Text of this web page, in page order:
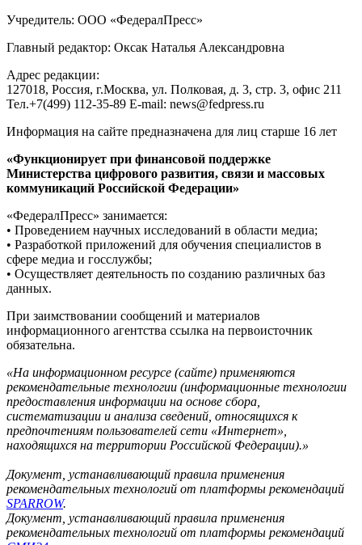
Учредитель: ООО «ФедералПресс»
Главный редактор: Оксак Наталья Александровна
Адрес редакции:
127018, Россия, г.Москва, ул. Полковая, д. 3, стр. 3, офис 211
Тел.+7(499) 112-35-89 E-mail: news@fedpress.ru
Информация на сайте предназначена для лиц старше 16 лет
«Функционирует при финансовой поддержке
Министерства цифрового развития, связи и массовых
коммуникаций Российской Федерации»
«ФедералПресс» занимается:
• Проведением научных исследований в области медиа;
• Разработкой приложений для обучения специалистов в
сфере медиа и госслужбы;
• Осуществляет деятельность по созданию различных баз
данных.
При заимствовании сообщений и материалов
информационного агентства ссылка на первоисточник
обязательна.
«На информационном ресурсе (сайте) применяются
рекомендательные технологии (информационные технологии
предоставления информации на основе сбора,
систематизации и анализа сведений, относящихся к
предпочтениям пользователей сети «Интернет»,
находящихся на территории Российской Федерации).»
Документ, устанавливающий правила применения
рекомендательных технологий от платформы рекомендаций
SPARROW.
Документ, устанавливающий правила применения
рекомендательных технологий от платформы рекомендаций